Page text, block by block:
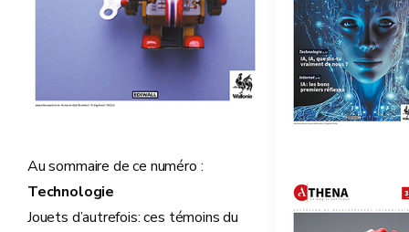
Au sommaire de ce numéro :
Technologie
Jouets d’autrefois: ces témoins du